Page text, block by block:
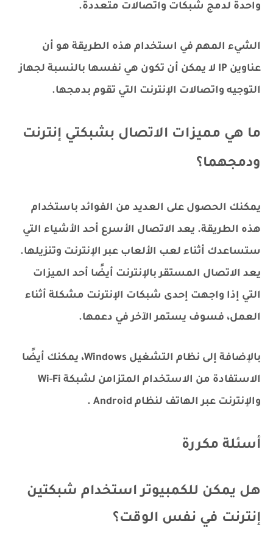
واحدة لدمج شبكات واتصالات متعددة.
الشيء المهم في استخدام هذه الطريقة هو أن
عناوين IP لا يمكن أن تكون هي نفسها بالنسبة لجهاز
التوجيه واتصالات الإنترنت التي تقوم بدمجها.
ما هي مميزات الاتصال بشبكتي إنترنت
ودمجهما؟
يمكنك الحصول على العديد من الفوائد باستخدام
هذه الطريقة. يعد الاتصال الأسرع أحد الأشياء التي
ستساعدك أثناء لعب الألعاب عبر الإنترنت وتنزيلها.
يعد الاتصال المستقر بالإنترنت أيضًا أحد الميزات
التي إذا واجهت إحدى شبكات الإنترنت مشكلة أثناء
العمل، فسوف يستمر الآخر في دعمها.
بالإضافة إلى نظام التشغيل Windows، يمكنك أيضًا
الاستفادة من الاستخدام المتزامن لشبكة Wi-Fi
والإنترنت عبر الهاتف لنظام Android .
أسئلة مكررة
هل يمكن للكمبيوتر استخدام شبكتين
إنترنت في نفس الوقت؟